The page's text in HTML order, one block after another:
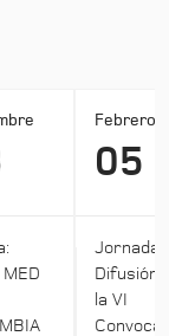
Febrero
05
Jornada:
Difusión
la VI